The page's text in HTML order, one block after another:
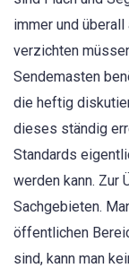
immer und
verzichten
Sendemasten
die heftig
dieses ständig
Standards
werden kann. Zur
Sachgebieten.
öffentlichen
sind, kann man